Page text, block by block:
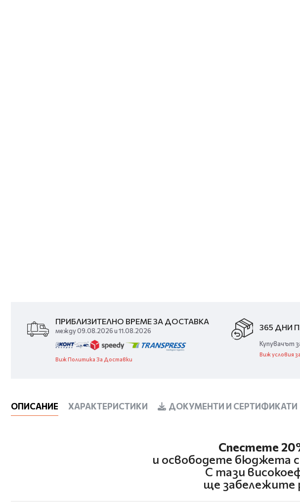
ПРИБЛИЗИТЕЛНО ВРЕМЕ ЗА ДОСТАВКА
между 09.08.2026 и 11.08.2026
Виж Политика За Доставки
365 ДНИ
Купувачът
Виж условия
ОПИСАНИЕ ХАРАКТЕРИСТИКИ ДОКУМЕНТИ И СЕРТИФИКАТИ
Спестете
и освободете бюджета
С тази
ще забележите